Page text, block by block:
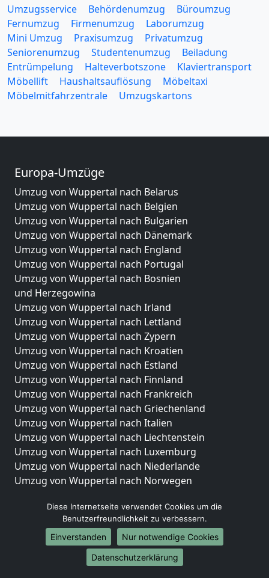
Umzugsservice Behördenumzug
Büroumzug
Fernumzug
Firmenumzug
Laborumzug
Mini Umzug
Praxisumzug
Privatumzug
Seniorenumzug
Studentenumzug
Beiladung
Entrümpelung
Halteverbotszone
Klaviertransport
Möbellift
Haushaltsauflösung
Möbeltaxi
Möbelmitfahrzentrale
Umzugskartons
Europa-Umzüge
Umzug von Wuppertal nach Belarus
Umzug von Wuppertal nach Belgien
Umzug von Wuppertal nach Bulgarien
Umzug von Wuppertal nach Dänemark
Umzug von Wuppertal nach England
Umzug von Wuppertal nach Portugal
Umzug von Wuppertal nach Bosnien
und Herzegowina
Umzug von Wuppertal nach Irland
Umzug von Wuppertal nach Lettland
Umzug von Wuppertal nach Zypern
Umzug von Wuppertal nach Kroatien
Umzug von Wuppertal nach Estland
Umzug von Wuppertal nach Finnland
Umzug von Wuppertal nach Frankreich
Umzug von Wuppertal nach Griechenland
Umzug von Wuppertal nach Italien
Umzug von Wuppertal nach Liechtenstein
Umzug von Wuppertal nach Luxemburg
Umzug von Wuppertal nach Niederlande
Umzug von Wuppertal nach Norwegen
Umzüge-Deutschlandweit
Umzug von Wuppertal nach Berlin
Umzug von Wuppertal nach Hamburg
Umzug von Wuppertal nach München
Umzug von Wuppertal nach Köln
Diese Internetseite verwendet Cookies um die
Benutzerfreundlichkeit zu verbessern.
Einverstanden
Nur notwendige Cookies
Datenschutzerklärung